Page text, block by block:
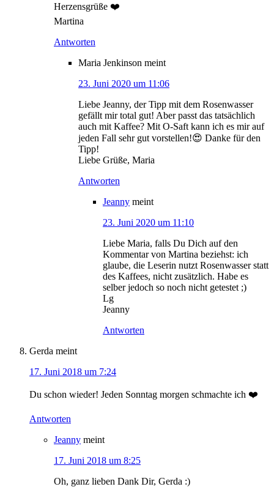
Herzensgrüße ❤️
Martina
Antworten
Maria Jenkinson meint
23. Juni 2020 um 11:06
Liebe Jeanny, der Tipp mit dem Rosenwasser
gefällt mir total gut! Aber passt das tatsächlich
auch mit Kaffee? Mit O-Saft kann ich es mir auf
jeden Fall sehr gut vorstellen!😍 Danke für den
Tipp!
Liebe Grüße, Maria
Antworten
Jeanny meint
23. Juni 2020 um 11:10
Liebe Maria, falls Du Dich auf den
Kommentar von Martina beziehst: ich
glaube, die Leserin nutzt Rosenwasser statt
des Kaffees, nicht zusätzlich. Habe es
selber jedoch so noch nicht getestet ;)
Lg
Jeanny
Antworten
Gerda meint
17. Juni 2018 um 7:24
Du schon wieder! Jeden Sonntag morgen schmachte ich ❤️
Antworten
Jeanny meint
17. Juni 2018 um 8:25
Oh, ganz lieben Dank Dir, Gerda :)